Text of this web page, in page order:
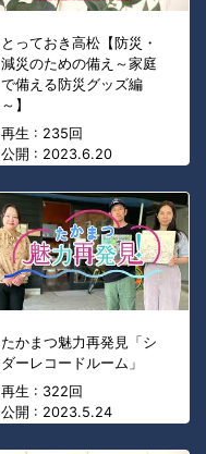
とっておき高松【防災・
減災のための備え～家庭
で備える防災グッズ編
～】
再生 : 235回
公開 : 2023.6.20
たかまつ魅力再発見「シ
ダーレコードルーム」
再生 : 322回
公開 : 2023.5.24